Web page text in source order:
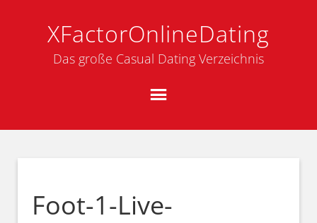
XFactorOnlineDating
Das große Casual Dating Verzeichnis
Foot-1-Live-